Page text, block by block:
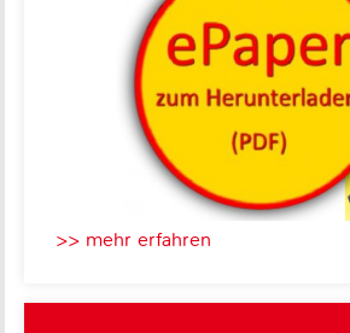
>> mehr erfahren